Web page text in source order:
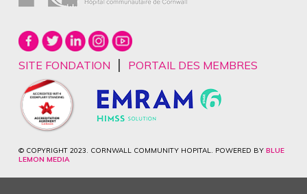
SITE FONDATION | PORTAIL DES MEMBRES
© COPYRIGHT 2023. CORNWALL COMMUNITY HOPITAL. POWERED BY BLUE
LEMON MEDIA